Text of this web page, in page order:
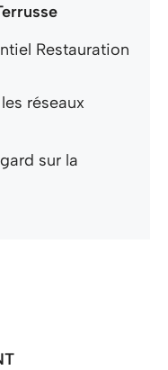
Restauration
réseaux
sur la